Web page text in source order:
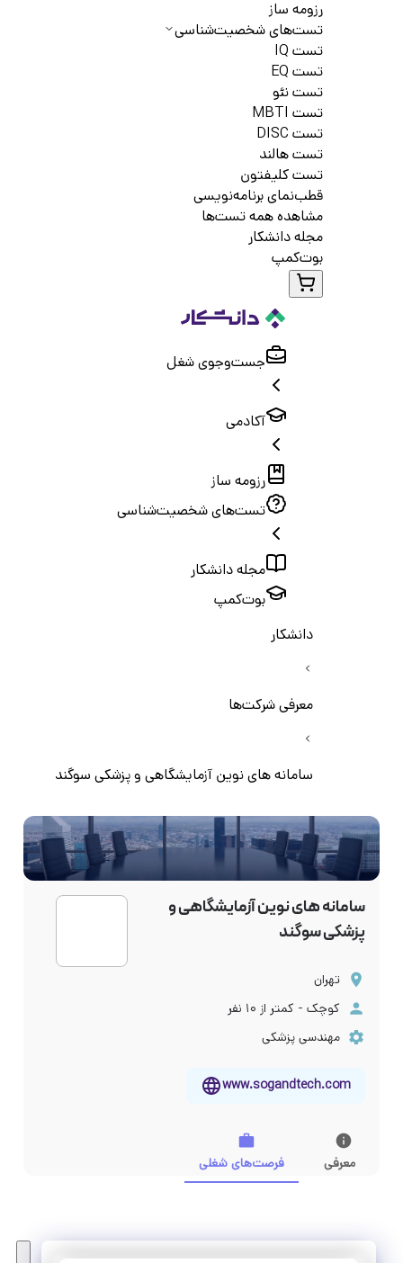
رزومه ساز
تست‌های شخصیت‌شناسی
تست IQ
تست EQ
تست نئو
تست MBTI
تست DISC
تست هالند
تست کلیفتون
قطب‌نمای برنامه‌نویسی
مشاهده همه تست‌ها
مجله دانشکار
بوت‌کمپ
جست‌و‌جوی شغل
آکادمی
رزومه ساز
تست‌های شخصیت‌شناسی
مجله دانشکار
بوت‌کمپ
دانشکار
معرفی شرکت‌ها
سامانه های نوین آزمایشگاهی و پزشکی سوگند
سامانه های نوین آزمایشگاهی و
پزشکی سوگند
تهران
کوچک - کمتر از ۱۰ نفر
مهندسی پزشکی
www.sogandtech.com
معرفی فرصت‌های شغلی